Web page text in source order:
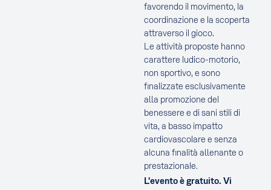
favorendo il movimento, la
coordinazione e la scoperta
attraverso il gioco.
Le attività proposte hanno
carattere ludico-motorio,
non sportivo, e sono
finalizzate esclusivamente
alla promozione del
benessere e di sani stili di
vita, a basso impatto
cardiovascolare e senza
alcuna finalità allenante o
prestazionale.
L'evento è gratuito. Vi